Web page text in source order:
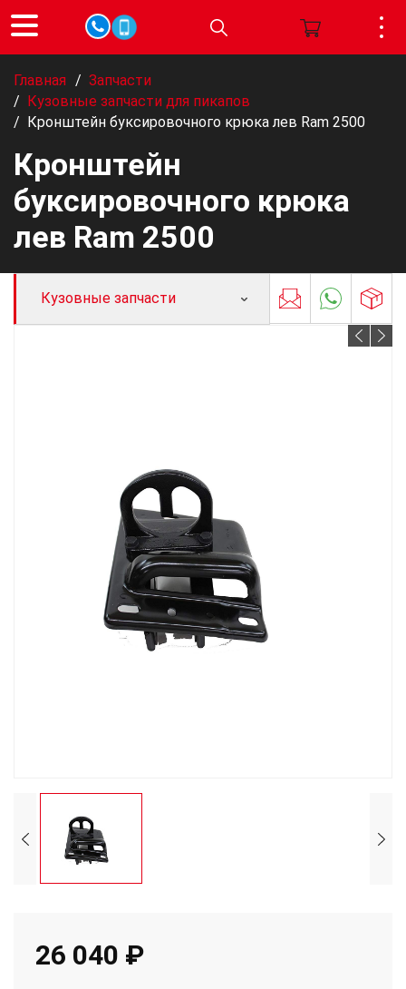
Главная / Запчасти
/ Кузовные запчасти для пикапов
/ Кронштейн буксировочного крюка лев Ram 2500
Кронштейн
буксировочного крюка
лев Ram 2500
Кузовные запчасти
26 040 ₽